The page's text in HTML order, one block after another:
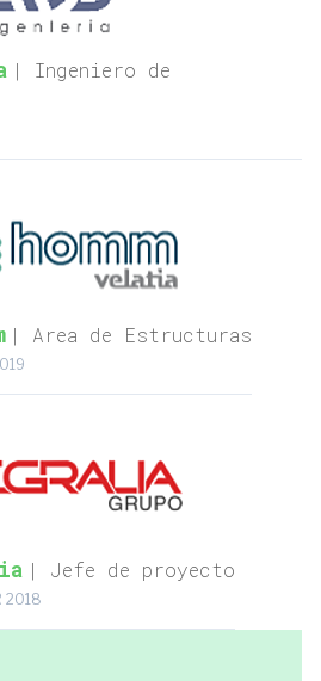
| Ingeniero de
| Area de Estructuras
| Jefe de proyecto
2018